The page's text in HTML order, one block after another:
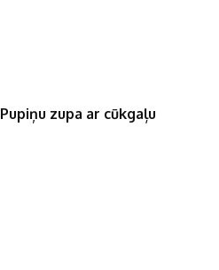
Pupiņu zupa ar cūkgaļu